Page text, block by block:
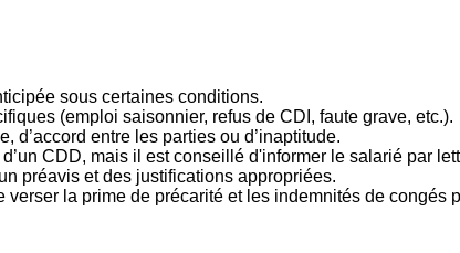
sous certaines conditions.
(emploi saisonnier, refus de CDI, faute grave, etc.).
d’accord entre les parties ou d’inaptitude.
CDD, mais il est conseillé d'informer le salarié par
préavis et des justifications appropriées.
verser la prime de précarité et les indemnités de congés